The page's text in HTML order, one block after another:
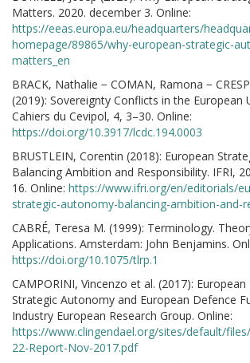
Matters. 2020. december 3. Online:
https://eeas.europa.eu/headquarters/
homepage/89865/why-european-strategic-
matters_en
BRACK, Nathalie − COMAN, Ramona −
(2019): Sovereignty Conflicts in the European
Cahiers du Cevipol, 4, 3–30. Online:
https://doi.org/10.3917/lcdc.194.0003
BRUSTLEIN, Corentin (2018): European
Balancing Ambition and Responsibility. IFRI,
16. Online: https://www.ifri.org/en/editorials/
strategic-autonomy-balancing-ambition-and-
CABRÉ, Teresa M. (1999): Terminology.
Applications. Amsterdam: John Benjamins.
https://doi.org/10.1075/tlrp.1
CAMPORINI, Vincenzo et al. (2017):
Strategic Autonomy and European Defence
Industry European Research Group. Online:
https://www.clingendael.org/sites/default/
22-Report-Nov-2017.pdf